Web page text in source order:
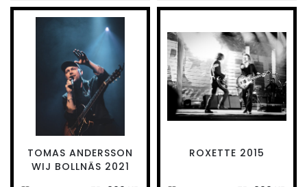
TOMAS ANDERSSON
WIJ BOLLNÄS 2021
ROXETTE 2015